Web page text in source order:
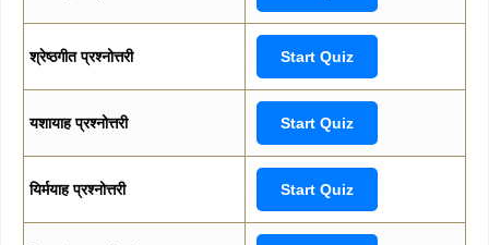
श्रेष्ठगीत प्रश्नोत्तरी Start Quiz
यशायाह प्रश्नोत्तरी Start Quiz
यिर्मयाह प्रश्नोत्तरी Start Quiz